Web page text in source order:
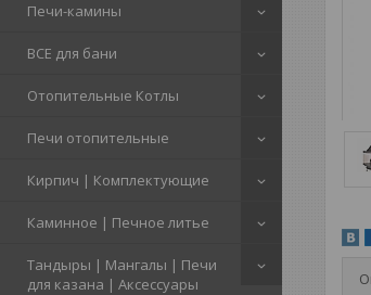
Печи-камины
ВСЕ для бани
Отопительные Котлы
Печи отопительные
Кирпич | Комплектующие
Каминное | Печное литье
Тандыры | Мангалы | Печи
для казана | Аксессуары